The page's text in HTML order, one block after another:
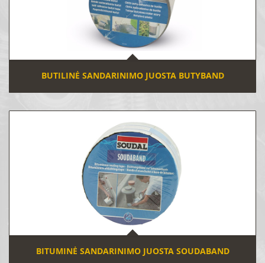
BUTILINĖ SANDARINIMO JUOSTA BUTYBAND
BITUMINĖ SANDARINIMO JUOSTA SOUDABAND